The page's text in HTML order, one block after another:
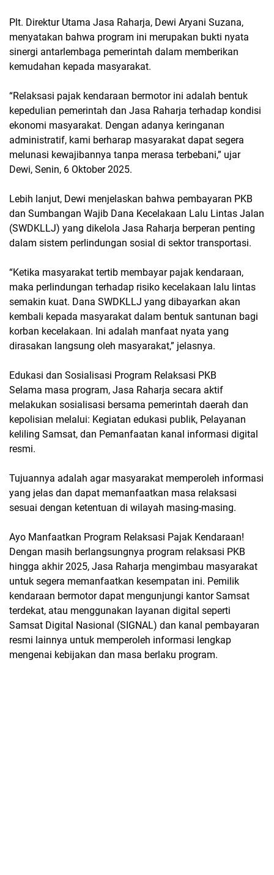
Plt. Direktur Utama Jasa Raharja, Dewi Aryani Suzana,
menyatakan bahwa program ini merupakan bukti nyata
sinergi antarlembaga pemerintah dalam memberikan
kemudahan kepada masyarakat.
“Relaksasi pajak kendaraan bermotor ini adalah bentuk
kepedulian pemerintah dan Jasa Raharja terhadap kondisi
ekonomi masyarakat. Dengan adanya keringanan
administratif, kami berharap masyarakat dapat segera
melunasi kewajibannya tanpa merasa terbebani,” ujar
Dewi, Senin, 6 Oktober 2025.
Lebih lanjut, Dewi menjelaskan bahwa pembayaran PKB
dan Sumbangan Wajib Dana Kecelakaan Lalu Lintas Jalan
(SWDKLLJ) yang dikelola Jasa Raharja berperan penting
dalam sistem perlindungan sosial di sektor transportasi.
“Ketika masyarakat tertib membayar pajak kendaraan,
maka perlindungan terhadap risiko kecelakaan lalu lintas
semakin kuat. Dana SWDKLLJ yang dibayarkan akan
kembali kepada masyarakat dalam bentuk santunan bagi
korban kecelakaan. Ini adalah manfaat nyata yang
dirasakan langsung oleh masyarakat,” jelasnya.
Edukasi dan Sosialisasi Program Relaksasi PKB
Selama masa program, Jasa Raharja secara aktif
melakukan sosialisasi bersama pemerintah daerah dan
kepolisian melalui: Kegiatan edukasi publik, Pelayanan
keliling Samsat, dan Pemanfaatan kanal informasi digital
resmi.
Tujuannya adalah agar masyarakat memperoleh informasi
yang jelas dan dapat memanfaatkan masa relaksasi
sesuai dengan ketentuan di wilayah masing-masing.
Ayo Manfaatkan Program Relaksasi Pajak Kendaraan!
Dengan masih berlangsungnya program relaksasi PKB
hingga akhir 2025, Jasa Raharja mengimbau masyarakat
untuk segera memanfaatkan kesempatan ini. Pemilik
kendaraan bermotor dapat mengunjungi kantor Samsat
terdekat, atau menggunakan layanan digital seperti
Samsat Digital Nasional (SIGNAL) dan kanal pembayaran
resmi lainnya untuk memperoleh informasi lengkap
mengenai kebijakan dan masa berlaku program.